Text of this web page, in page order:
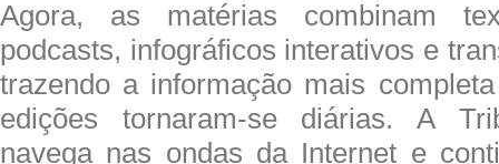
Agora, as matérias combinam
podcasts, infográficos interativos e
trazendo a informação mais
edições tornaram-se diárias. A
navega nas ondas da Internet e